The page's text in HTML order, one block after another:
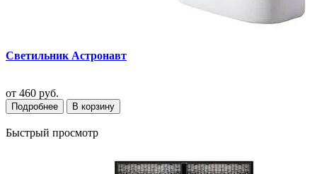
Светильник Астронавт
от 460 руб.
Подробнее В корзину
Быстрый просмотр